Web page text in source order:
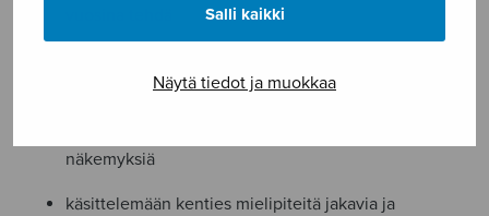
Salli kaikki
Näytä tiedot ja muokkaa
sidosryhmien edustajia
näkemyksiä
käsittelemään kenties mielipiteitä jakavia ja